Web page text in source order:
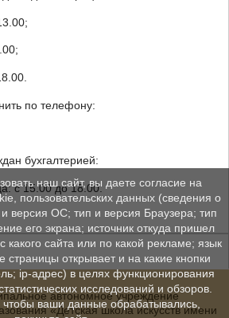
по телефону:
бухгалтерией:
с 15.00 до 18.00.
автономное учреждение
«Детская школа искусств имени
наш сайт, вы даете согласие на
пользовательских данных (сведения о
версия ОС; тип и версия Браузера; тип
его экрана; источник откуда пришел
какого сайта или по какой рекламе; язык
страницы открывает и на какие кнопки
ip-адрес) в целях функционирования
исследований и обзоров.
чтобы ваши данные обрабатывались,